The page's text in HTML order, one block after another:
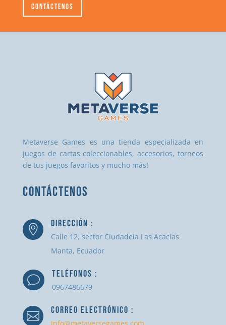
Contáctenos
Metaverse Games es una tienda especializada en
juegos de cartas coleccionables, accesorios, torneos
de tus juegos favoritos y mucho más!
CONTÁCTENOS
 DIRECCIÓN :
Calle 12, sector Ciudadela Las Acacias
Manta, Ecuador
v TELÉFONOS :
0967486679
 CORREO ELECTRÓNICO :